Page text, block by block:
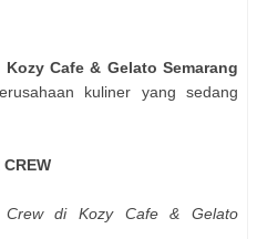
Cafe & Gelato Semarang
kuliner yang sedang
CREW
Crew di Kozy Cafe & Gelato